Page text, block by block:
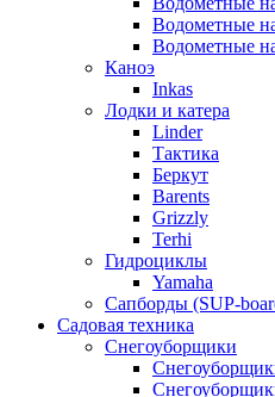
Водометные
Водометные
Каноэ
Inkas
Лодки и катера
Linder
Тактика
Беркут
Barents
Grizzly
Terhi
Гидроциклы
Yamaha
Сапборды (SUP-
Садовая техника
Снегоуборщики